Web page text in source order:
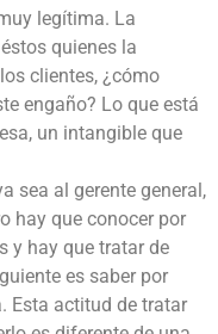
legítima. La
quienes la
clientes, ¿cómo
engaño? Lo que está
un intangible que
sea al gerente general,
hay que conocer por
y hay que tratar de
es saber por
Esta actitud de tratar